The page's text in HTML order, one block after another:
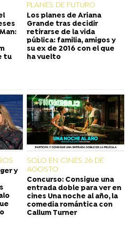
tu
PLANES DE FUTURO
Los planes de Ariana
Grande tras decidir
retirarse de la vida
pública: familia, amigos y
su ex de 2016 con el que
ha vuelto
y
SOLO EN CINES 26 DE
AGOSTO
Concurso: Consigue una
entrada doble para ver en
cines Una noche al año, la
comedia romántica con
Callum Turner